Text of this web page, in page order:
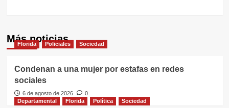
Más noticias
Florida Policiales Sociedad
Condenan a una mujer por estafas en redes
sociales
6 de agosto de 2026
0
Departamental
Florida Política Sociedad